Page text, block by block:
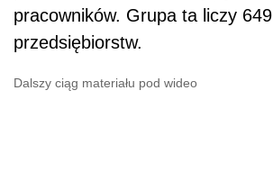
pracowników. Grupa ta liczy 649
przedsiębiorstw.
Dalszy ciąg materiału pod wideo